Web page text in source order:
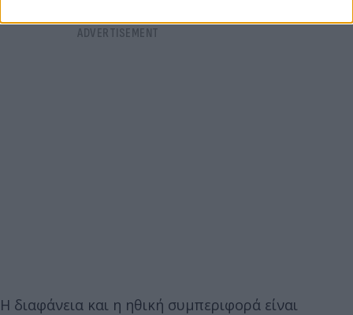
Η διαφάνεια και η ηθική συμπεριφορά είναι